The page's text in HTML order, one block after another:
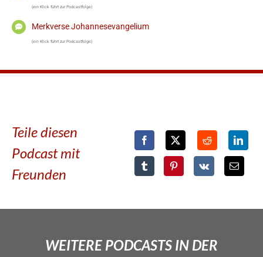
(ein Klick führt zur Podcastfolge)
Merkverse Johannesevangelium
(ein Klick führt zur Podcastfolge)
Teile diesen
Podcast mit
Freunden
WEITERE PODCASTS IN DER